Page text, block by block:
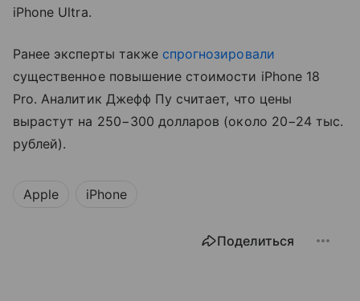
iPhone Ultra.
Ранее эксперты также спрогнозировали
существенное повышение стоимости iPhone 18
Pro. Аналитик Джефф Пу считает, что цены
вырастут на 250−300 долларов (около 20−24 тыс.
рублей).
Apple iPhone
Поделиться